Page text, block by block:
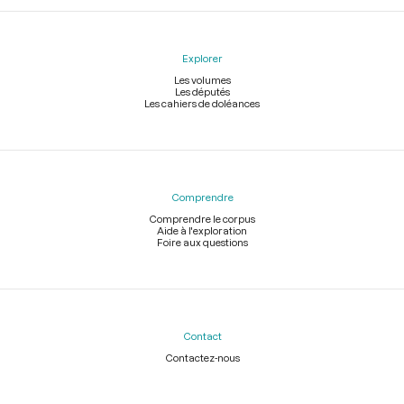
Explorer
Les volumes
Les députés
Les cahiers de doléances
Comprendre
Comprendre le corpus
Aide à l'exploration
Foire aux questions
Contact
Contactez-nous